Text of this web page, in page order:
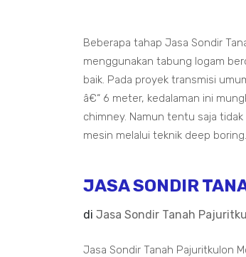
Beberapa tahap Jasa Sondir
menggunakan tabung logam
baik. Pada proyek transmisi
â€“ 6 meter, kedalaman ini
chimney. Namun tentu saja
mesin melalui teknik deep boring.
JASA SONDIR
di Jasa Sondir Tanah
Jasa Sondir Tanah Pajuritkulon